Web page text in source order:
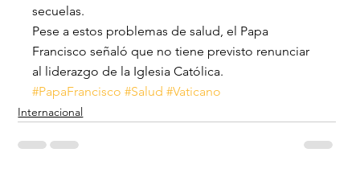
secuelas.
Pese a estos problemas de salud, el Papa
Francisco señaló que no tiene previsto renunciar
al liderazgo de la Iglesia Católica.
#PapaFrancisco #Salud #Vaticano
Internacional